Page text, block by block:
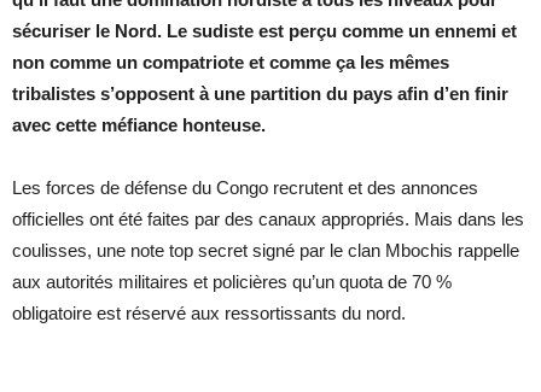
sécuriser le Nord. Le sudiste est perçu comme un ennemi et
non comme un compatriote et comme ça les mêmes
tribalistes s’opposent à une partition du pays afin d’en finir
avec cette méfiance honteuse.
Les forces de défense du Congo recrutent et des annonces
officielles ont été faites par des canaux appropriés. Mais dans les
coulisses, une note top secret signé par le clan Mbochis rappelle
aux autorités militaires et policières qu’un quota de 70 %
obligatoire est réservé aux ressortissants du nord.